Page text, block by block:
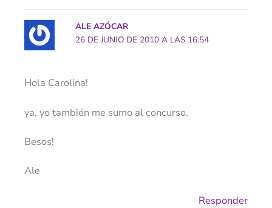
ALE AZÓCAR
26 DE JUNIO DE 2010 A LAS 16:54
Hola Carolina!
ya, yo también me sumo al concurso.
Besos!
Ale
Responder